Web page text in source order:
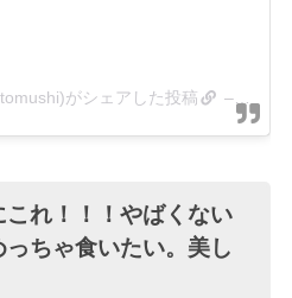
がシェアした投稿 –
これ！！！やばくない
ちゃ食いたい。美し